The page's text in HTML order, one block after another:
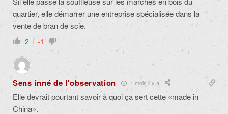
quartier, elle démarrer une entreprise spécialisée dans la
vente de bran de scie.
2 -1
Sens inné de l'observation 1 mois il y a
Elle devrait pourtant savoir à quoi ça sert cette «made in
China».